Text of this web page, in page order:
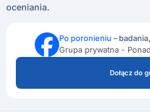
oceniania.
Po poronieniu –
Grupa prywatna -
Dołącz do